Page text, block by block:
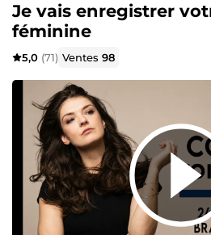
Je vais enregistrer
féminine
5,0 (71) Ventes98